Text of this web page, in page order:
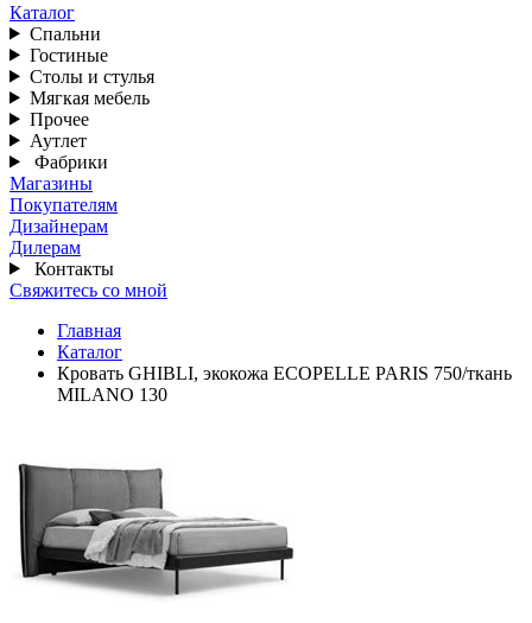
Каталог
Спальни
Гостиные
Столы и стулья
Мягкая мебель
Прочее
Аутлет
Фабрики
Магазины
Покупателям
Дизайнерам
Дилерам
Контакты
Свяжитесь со мной
Главная
Каталог
Кровать GHIBLI, экокожа ECOPELLE PARIS 750/ткань
MILANO 130